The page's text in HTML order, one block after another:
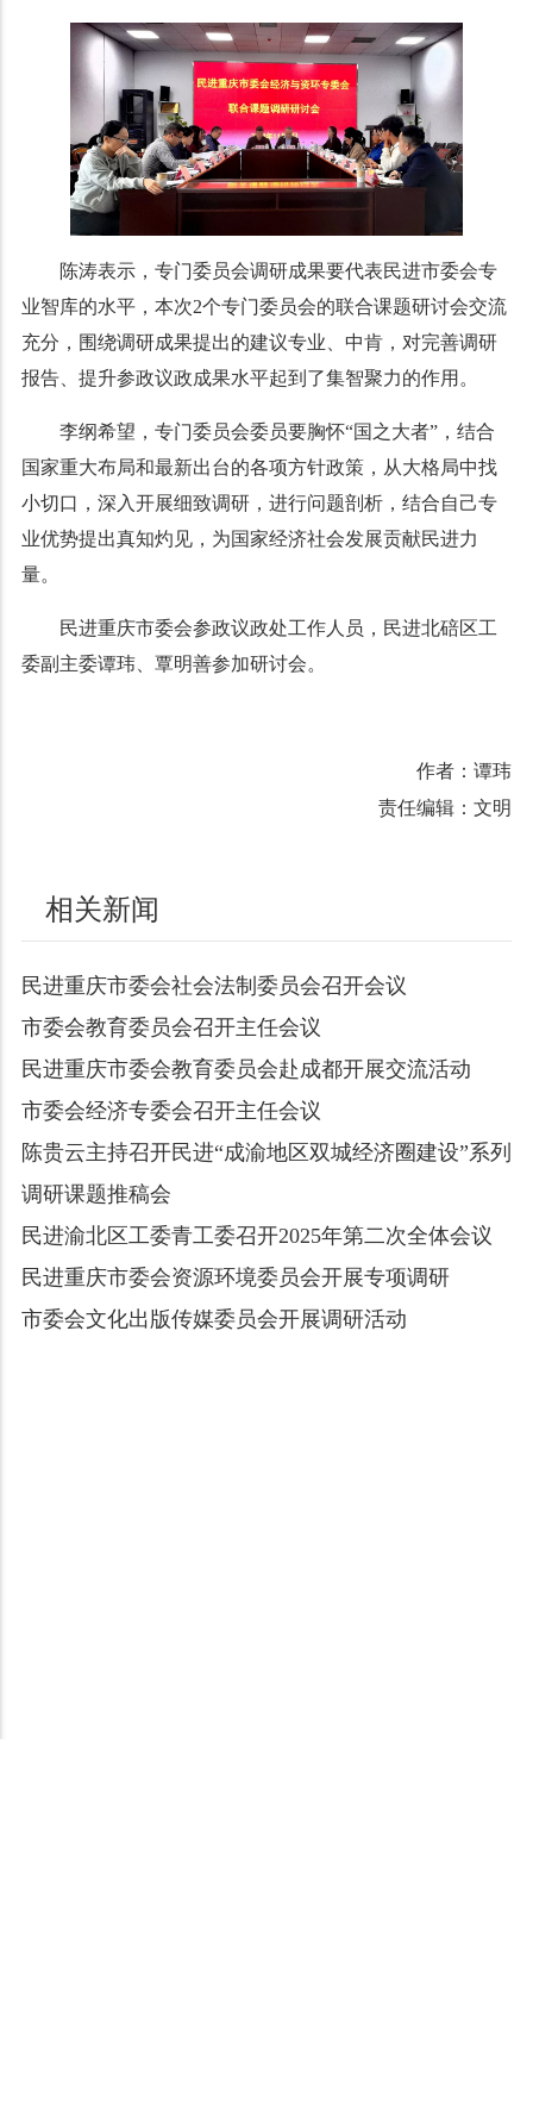
陈涛表示，专门委员会调研成果要代表民进市委会专
业智库的水平，本次2个专门委员会的联合课题研讨会交流
充分，围绕调研成果提出的建议专业、中肯，对完善调研
报告、提升参政议政成果水平起到了集智聚力的作用。
李纲希望，专门委员会委员要胸怀“国之大者”，结合
国家重大布局和最新出台的各项方针政策，从大格局中找
小切口，深入开展细致调研，进行问题剖析，结合自己专
业优势提出真知灼见，为国家经济社会发展贡献民进力
量。
民进重庆市委会参政议政处工作人员，民进北碚区工
委副主委谭玮、覃明善参加研讨会。
作者：谭玮
责任编辑：文明
相关新闻
民进重庆市委会社会法制委员会召开会议
市委会教育委员会召开主任会议
民进重庆市委会教育委员会赴成都开展交流活动
市委会经济专委会召开主任会议
陈贵云主持召开民进“成渝地区双城经济圈建设”系列
调研课题推稿会
民进渝北区工委青工委召开2025年第二次全体会议
民进重庆市委会资源环境委员会开展专项调研
市委会文化出版传媒委员会开展调研活动